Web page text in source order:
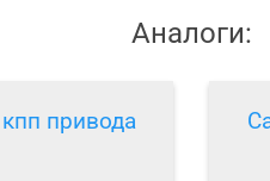
Аналоги:
привода